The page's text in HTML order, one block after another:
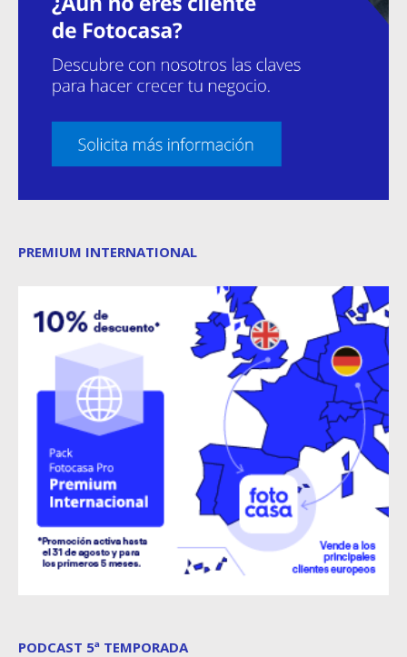
PREMIUM INTERNATIONAL
PODCAST 5ª TEMPORADA